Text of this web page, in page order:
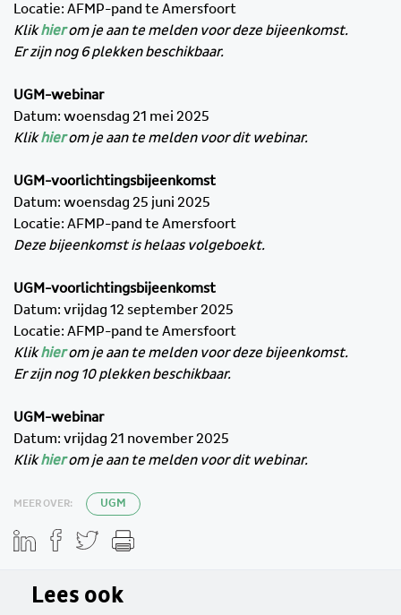
Locatie: AFMP-pand te Amersfoort
Klikhier om je aan te melden voor deze bijeenkomst.
Er zijn nog 6 plekken beschikbaar.
UGM-webinar
Datum: woensdag 21 mei 2025
Klikhierom je aan te melden voor dit webinar.
UGM-voorlichtingsbijeenkomst
Datum: woensdag 25 juni 2025
Locatie: AFMP-pand te Amersfoort
Deze bijeenkomst is helaas volgeboekt.
UGM-voorlichtingsbijeenkomst
Datum: vrijdag 12 september 2025
Locatie: AFMP-pand te Amersfoort
Klikhierom je aan te melden voor deze bijeenkomst.
Er zijn nog 10 plekken beschikbaar.
UGM-webinar
Datum: vrijdag 21 november 2025
Klikhierom je aan te melden voor dit webinar.
MEER OVER: UGM
Lees ook